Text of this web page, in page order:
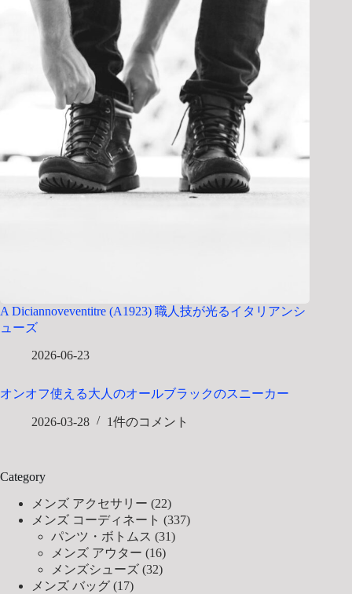
A Diciannoveventitre (A1923) 職人技が光るイタリアンシ
ューズ
2026-06-23
オンオフ使える大人のオールブラックのスニーカー
2026-03-28 1件のコメント
Category
メンズ アクセサリー (22)
メンズ コーディネート (337)
パンツ・ボトムス (31)
メンズ アウター (16)
メンズシューズ (32)
メンズ バッグ (17)